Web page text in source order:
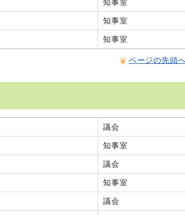
知事室
知事室
知事室
ページの先頭
議会
知事室
議会
知事室
議会